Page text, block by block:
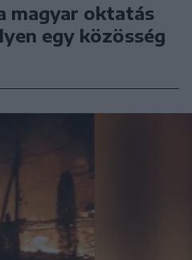
magyar oktatás
egy közösség